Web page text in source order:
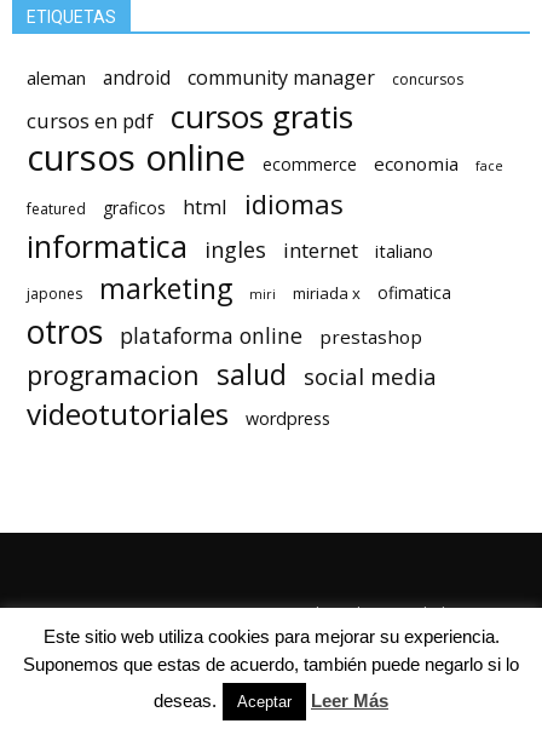
ETIQUETAS
aleman android community manager concursos
cursos en pdf cursos gratis
cursos online ecommerce economia face
featured graficos html idiomas
informatica ingles internet italiano
japones marketing miri miriada x ofimatica
otros plataforma online prestashop
programacion salud social media
videotutoriales wordpress
Quienes Somos Autores Politica de Privacidad
© Mil Cursos Gratis 2018
Este sitio web utiliza cookies para mejorar su experiencia.
Suponemos que estas de acuerdo, también puede negarlo si lo
deseas.
Aceptar Leer Más